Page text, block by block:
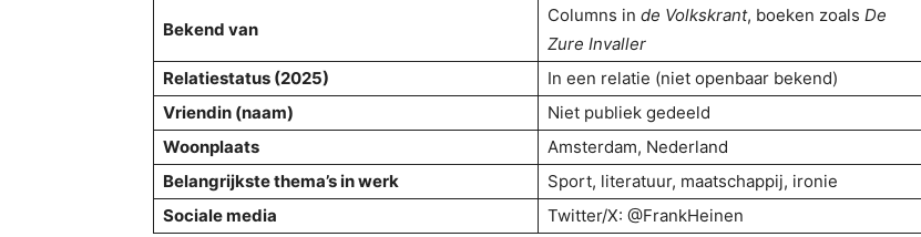
Bekend van
Columns in de Volkskrant, boeken zoals De
Zure Invaller
Relatiestatus (2025)
In een relatie (niet openbaar bekend)
Vriendin (naam)
Niet publiek gedeeld
Woonplaats
Amsterdam, Nederland
Belangrijkste thema’s in werk
Sport, literatuur, maatschappij, ironie
Sociale media
Twitter/X: @FrankHeinen